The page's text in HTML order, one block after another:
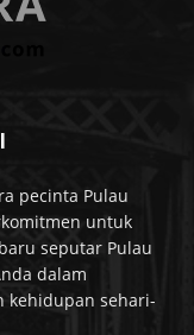
pecinta Pulau
untuk
seputar Pulau
dalam
kehidupan sehari-